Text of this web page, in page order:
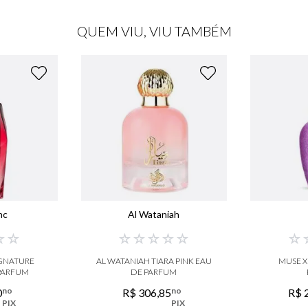
QUEM VIU, VIU TAMBÉM
☆
no
PIX
Al Wataniah
☆ ☆ ☆ ☆ ☆
AL WATANIAH TIARA PINK EAU
DE PARFUM
R$ 306,85no
PIX
☆
MUSE
R$